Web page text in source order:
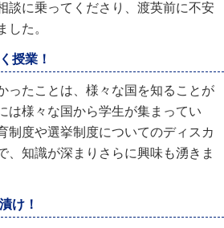
談に乗ってくださり、渡英前に不安
した。
授業！
ったことは、様々な国を知ることが
は様々な国から学生が集まってい
制度や選挙制度についてのディスカ
、知識が深まりさらに興味も湧きま
け！